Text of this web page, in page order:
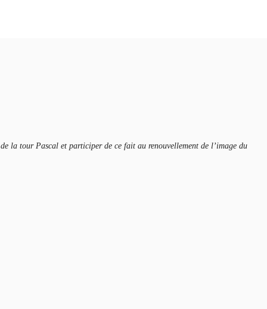
la tour Pascal et participer de ce fait au renouvellement de l’image du